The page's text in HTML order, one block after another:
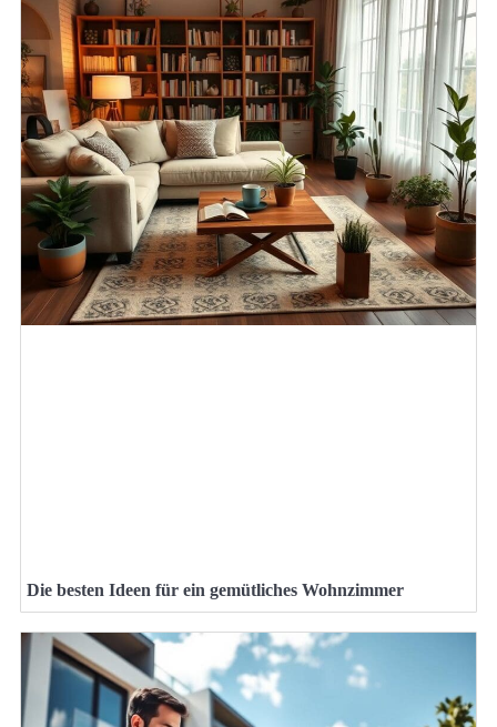
Die besten Ideen für ein gemütliches Wohnzimmer